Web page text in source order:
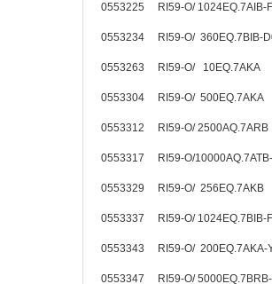
0553225 RI59-O/
0553234 RI59-O/ 360EQ.7BIB-
0553263 RI59-O/ 10EQ.7AKA
0553304 RI59-O/ 500EQ.7AKA
0553312 RI59-O/ 2500AQ.7ARB
0553317 RI59-O/
0553329 RI59-O/ 256EQ.7AKB
0553337 RI59-O/
0553343 RI59-O/ 200EQ.7AKA-
0553347 RI59-O/